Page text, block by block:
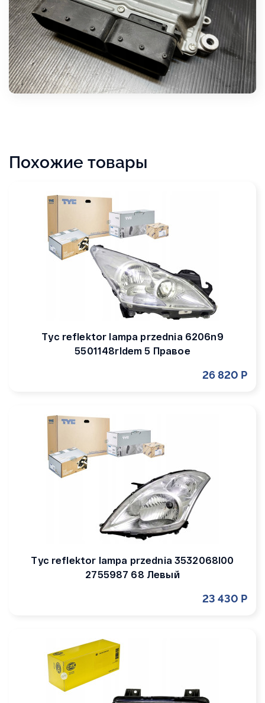
Похожие товары
Tyc reflektor lampa przednia 6206n9
5501148rldem 5 Правое
26 820 Р
Tyc reflektor lampa przednia 3532068l00
2755987 68 Левый
23 430 Р